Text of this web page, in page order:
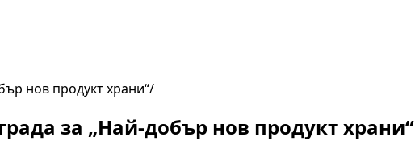
нов продукт храни“
за „Най-добър нов продукт храни“